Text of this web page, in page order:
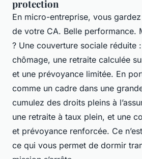
protection
En micro-entreprise, vous
de votre CA. Belle performance.
? Une couverture sociale réduite
chômage, une retraite calculée
et une prévoyance limitée. En
comme un cadre dans une
cumulez des droits pleins à
une retraite à taux plein, et une
et prévoyance renforcée. Ce
ce qui vous permet de dormir